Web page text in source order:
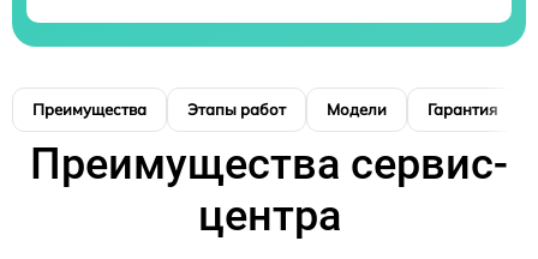
Преимущества Этапы работ Модели Гарантия
Преимущества сервис-
центра